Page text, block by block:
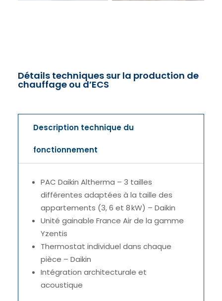
Détails techniques sur la production de
chauffage ou d’ECS
Description technique du
fonctionnement
PAC Daikin Altherma – 3 tailles
différentes adaptées à la taille des
appartements (3,6 et 8 kW) – Daikin
Unité gainable France Air de la gamme
Yzentis
Thermostat individuel dans chaque
pièce – Daikin
Intégration architecturale et
acoustique